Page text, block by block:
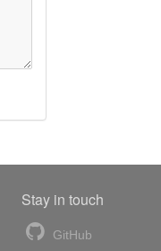
Stay in touch
GitHub